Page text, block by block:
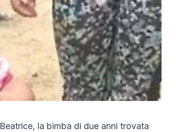
Beatrice, la bimba di due anni trovata